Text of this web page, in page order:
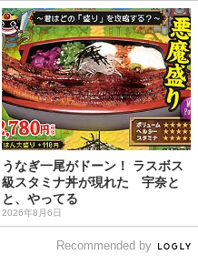
うなぎ一尾がドーン！ ラスボス
級スタミナ丼が現れた 宇奈と
と、やってる
2026年8月6日
Recommended by